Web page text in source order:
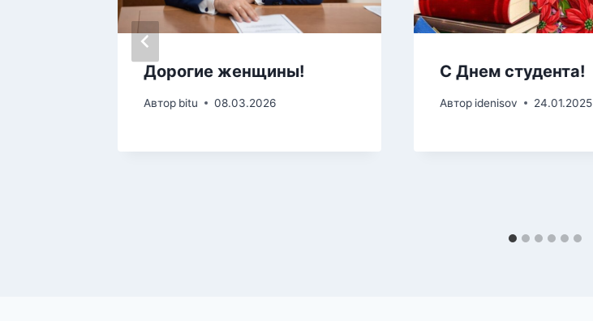
Дорогие женщины!
Автор bitu 08.03.2026
С Днем студента!
Автор idenisov 24.01.2025